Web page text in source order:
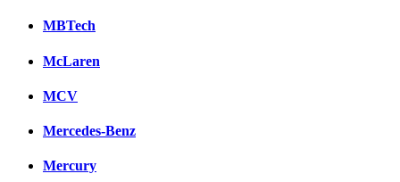
MBTech
McLaren
MCV
Mercedes-Benz
Mercury